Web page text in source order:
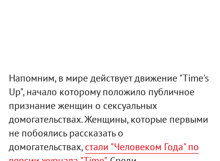
Напомним, в мире действует движение "Time's
Up", начало которому положило публичное
признание женщин о сексуальных
домогательствах. Женщины, которые первыми
не побоялись рассказать о
домогательствах,стали "Человеком Года" по